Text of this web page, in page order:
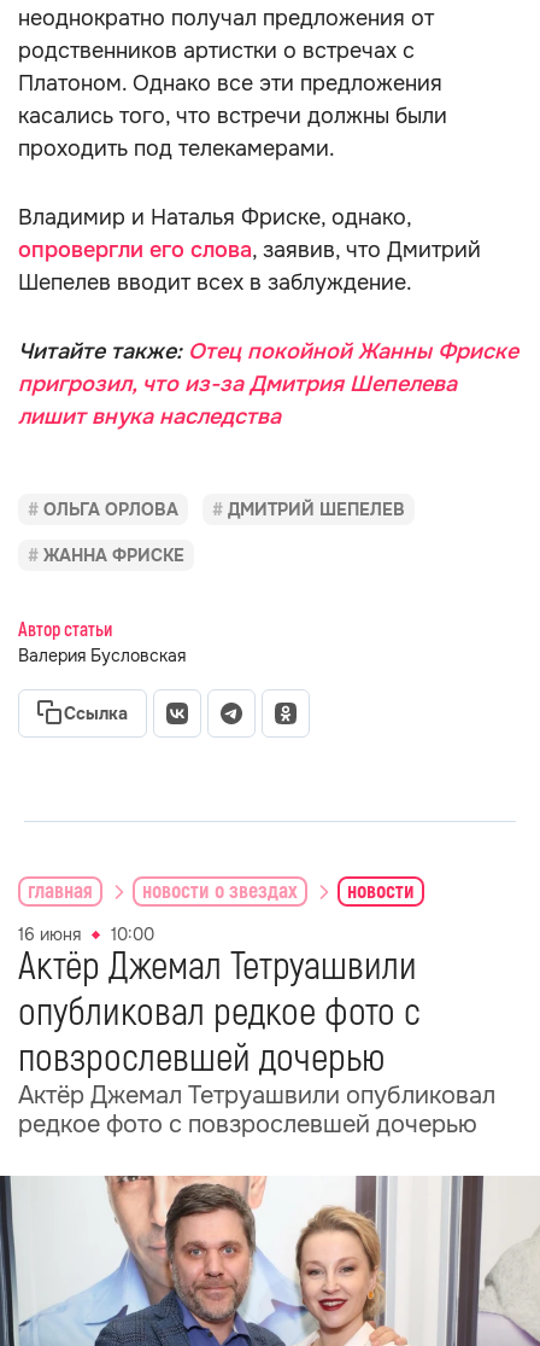
неоднократно получал предложения от
родственников артистки о встречах с
Платоном. Однако все эти предложения
касались того, что встречи должны были
проходить под телекамерами.
Владимир и Наталья Фриске, однако,
опровергли его слова, заявив, что Дмитрий
Шепелев вводит всех в заблуждение.
Читайте также: Отец покойной Жанны Фриске
пригрозил, что из-за Дмитрия Шепелева
лишит внука наследства
ОЛЬГА ОРЛОВА ДМИТРИЙ ШЕПЕЛЕВ
ЖАННА ФРИСКЕ
Автор статьи
Валерия Бусловская
Ссылка
главная новости о звездах новости
16 июня 10:00
Актёр Джемал Тетруашвили
опубликовал редкое фото с
повзрослевшей дочерью
Актёр Джемал Тетруашвили опубликовал
редкое фото с повзрослевшей дочерью